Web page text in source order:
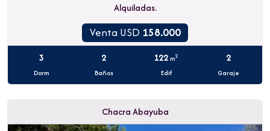
Alquiladas.
Venta USD 158.000
3
Dorm
2
Baños
122 m2
Edif
2
Garaje
Chacra Abayuba